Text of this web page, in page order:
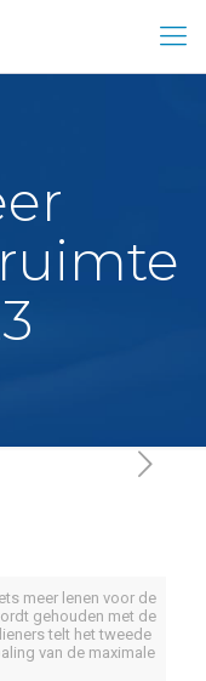
meer lenen voor de
gehouden met de
telt het tweede
van de maximale